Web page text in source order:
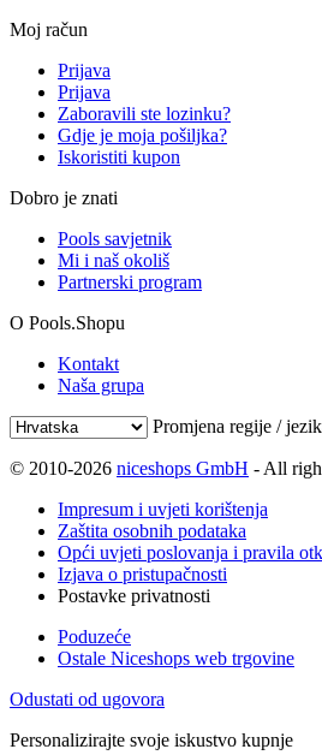
Moj račun
Prijava
Prijava
Zaboravili ste lozinku?
Gdje je moja pošiljka?
Iskoristiti kupon
Dobro je znati
Pools savjetnik
Mi i naš okoliš
Partnerski program
O Pools.Shopu
Kontakt
Naša grupa
Promjena regije /
© 2010-2026 niceshops GmbH - All
Impresum i uvjeti korištenja
Zaštita osobnih podataka
Opći uvjeti poslovanja i pravila
Izjava o pristupačnosti
Postavke privatnosti
Poduzeće
Ostale Niceshops web trgovine
Odustati od ugovora
Personalizirajte svoje iskustvo kupnje